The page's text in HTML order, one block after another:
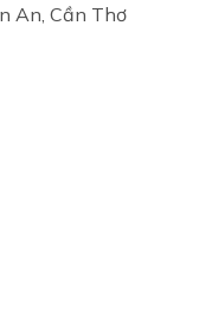
An, Cần Thơ